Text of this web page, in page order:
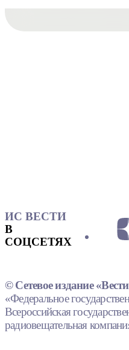
ИС ВЕСТИ
В
СОЦСЕТЯХ
© Сетевое издание
«Федеральное
Всероссийская
радиовещательная